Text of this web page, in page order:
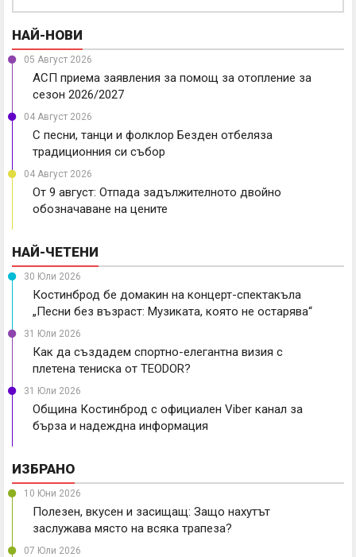
НАЙ-НОВИ
05 Август 2026
АСП приема заявления за помощ за отопление за
сезон 2026/2027
04 Август 2026
С песни, танци и фолклор Безден отбеляза
традиционния си събор
04 Август 2026
От 9 август: Отпада задължителното двойно
обозначаване на цените
НАЙ-ЧЕТЕНИ
30 Юли 2026
Костинброд бе домакин на концерт-спектакъла
„Песни без възраст: Музиката, която не остарява“
31 Юли 2026
Как да създадем спортно-елегантна визия с
плетена тениска от TEODOR?
31 Юли 2026
Община Костинброд с официален Viber канал за
бърза и надеждна информация
ИЗБРАНО
10 Юни 2026
Полезен, вкусен и засищащ: Защо нахутът
заслужава място на всяка трапеза?
07 Юли 2026